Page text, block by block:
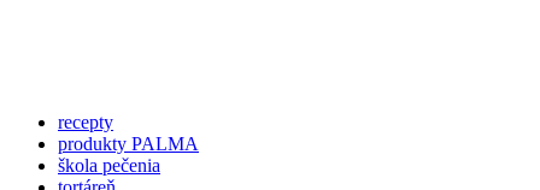
recepty
produkty PALMA
škola pečenia